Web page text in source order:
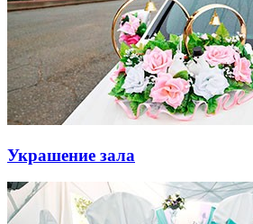
Украшение зала